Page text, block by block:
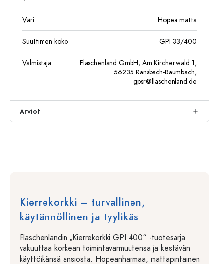
Väri Hopea matta
Suuttimen koko GPI 33/400
Valmistaja
Flaschenland GmbH, Am Kirchenwald 1,
56235 Ransbach-Baumbach,
gpsr@flaschenland.de
Arviot
Kierrekorkki – turvallinen,
käytännöllinen ja tyylikäs
Flaschenlandin „Kierrekorkki GPI 400“ -tuotesarja
vakuuttaa korkean toimintavarmuutensa ja kestävän
käyttöikänsä ansiosta. Hopeanharmaa, mattapintainen